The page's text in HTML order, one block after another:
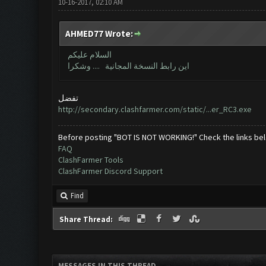
10-16-2017, 02:10 AM
AHMED77 Wrote:
السلام عليكم
اين رابط النسخة المجانية .... وشكرا
تفضل
http://secondary.clashfarmer.com/static/...er_RC3.exe
Before posting "BOT IS NOT WORKING!" Check the links
FAQ
ClashFarmer Tools
ClashFarmer Discord Support
Find
Share Thread: